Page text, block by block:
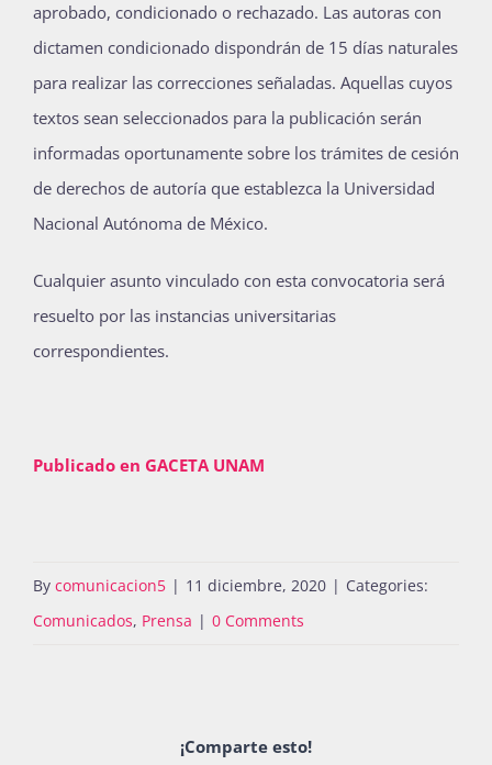
aprobado, condicionado o rechazado. Las autoras con
dictamen condicionado dispondrán de 15 días naturales
para realizar las correcciones señaladas. Aquellas cuyos
textos sean seleccionados para la publicación serán
informadas oportunamente sobre los trámites de cesión
de derechos de autoría que establezca la Universidad
Nacional Autónoma de México.
Cualquier asunto vinculado con esta convocatoria será
resuelto por las instancias universitarias
correspondientes.
Publicado en GACETA UNAM
By comunicacion5 | 11 diciembre, 2020 | Categories:
Comunicados, Prensa | 0 Comments
¡Comparte esto!